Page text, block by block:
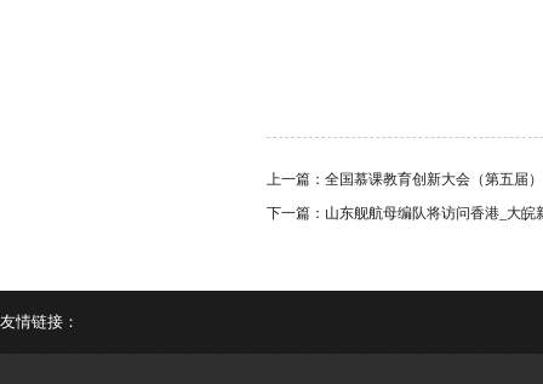
上一篇： 全国慕课教育创新大会（第五届
下一篇： 山东舰航母编队将访问香港_大皖
友情链接：